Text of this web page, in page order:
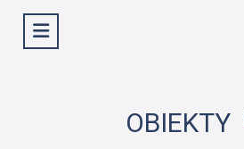
Wyświetl menu
OBIEKTY